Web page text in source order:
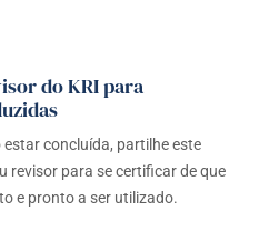
do KRI para
estar concluída, partilhe este
revisor para se certificar de que
e pronto a ser utilizado.